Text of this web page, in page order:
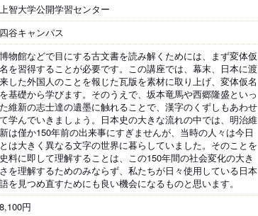
上智大学公開学習センター
四谷キャンパス
博物館などで目にする古文書を読み解くためには、まず変体仮
名を習得することが必要です。この講座では、幕末、日本に渡
来した外国人のことを報じた瓦版を素材に取り上げ、変体仮名
を基礎から学びます。そのうえで、坂本竜馬や西郷隆盛といっ
た維新の志士達の遺墨に触れることで、漢字のくずしもあわせ
て学んでいきましょう。日本史の大きな流れの中では、明治維
新は僅か150年前の出来事にすぎませんが、当時の人々は今日
とは大きく異なる文字の世界に暮らしていました。そのことを
史料に即して理解することは、この150年間の社会変化の大き
さを理解するためのみならず、私たちが日々使用している日本
語を見つめ直すためにも良い機会になるものと思います。
8,100円